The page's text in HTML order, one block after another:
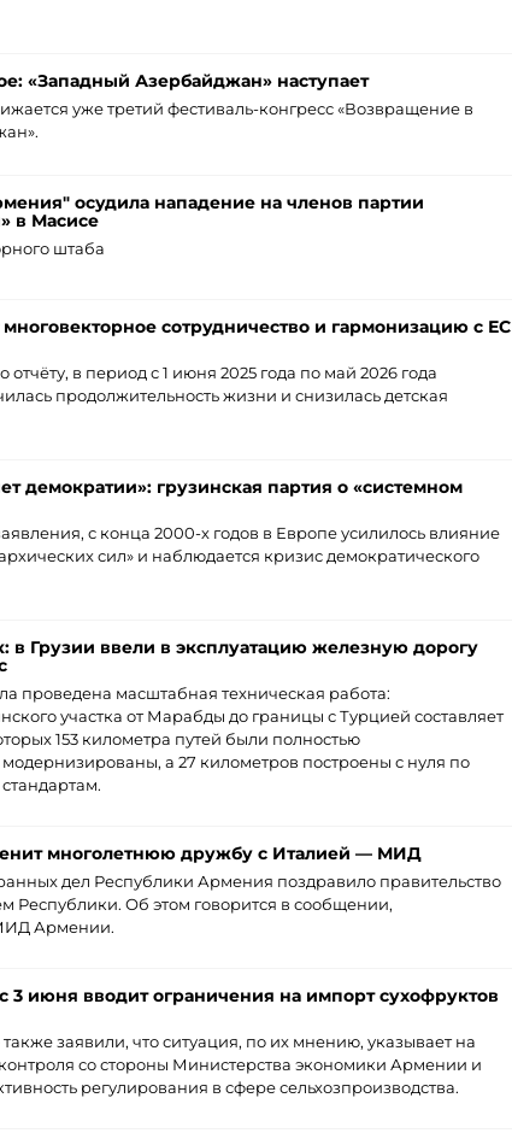
«Западный Азербайджан» наступает
уже третий фестиваль-конгресс «Возвращение в
осудила нападение на членов партии
в Масисе
штаба
сотрудничество и гармонизацию с ЕС
отчёту, в период с 1 июня 2025 года по май 2026 года
продолжительность жизни и снизилась детская
демократии»: грузинская партия о «системном
с конца 2000-х годов в Европе усилилось влияние
сил» и наблюдается кризис демократического
в Грузии ввели в эксплуатацию железную дорогу
проведена масштабная техническая работа:
участка от Марабды до границы с Турцией составляет
153 километра путей были полностью
а 27 километров построены с нуля по
многолетнюю дружбу с Италией — МИД
дел Республики Армения поздравило правительство
Республики. Об этом говорится в сообщении,
Армении.
3 июня вводит ограничения на импорт сухофруктов
заявили, что ситуация, по их мнению, указывает на
со стороны Министерства экономики Армении и
регулирования в сфере сельхозпроизводства.